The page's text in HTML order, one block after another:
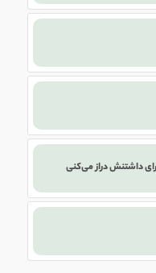
داشتنش دراز می‌کنی